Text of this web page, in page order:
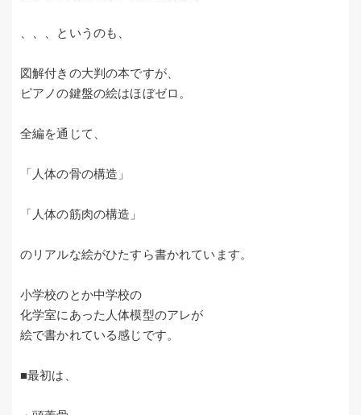
、、、というのも、
図解付きの大判の本ですが、
ピアノの鍵盤の絵はほぼゼロ。
全編を通じて、
「人体の骨の構造」
「人体の筋肉の構造」
のリアルな絵がひたすら書かれています。
小学校のとか中学校の
化学室にあった人体模型のアレが
絵で書かれている感じです。
■最初は、